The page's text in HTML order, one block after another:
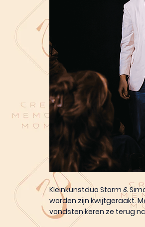
Kleinkunstduo Storm &
worden zijn kwijtgeraakt.
vondsten keren ze terug